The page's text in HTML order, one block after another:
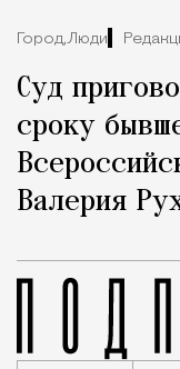
Город,Люди
Суд
сроку
Валерия